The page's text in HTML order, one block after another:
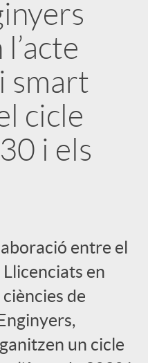
smart
cicle
i els
entre el
en
de
un cicle